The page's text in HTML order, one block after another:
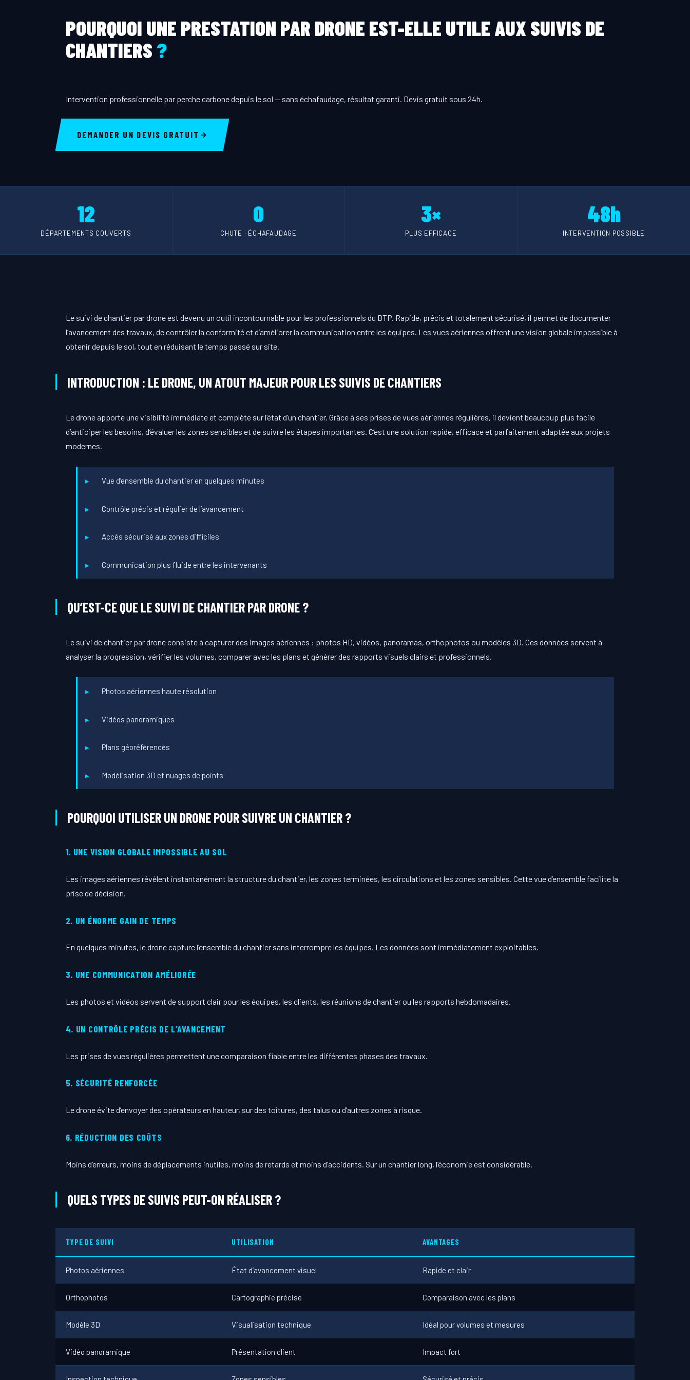
POURQUOI UNE PRESTATION PAR DRONE EST-ELLE UTILE AUX SUIVIS DE
CHANTIERS ?
Intervention professionnelle par perche carbone depuis le sol — sans échafaudage, résultat garanti. Devis gratuit sous 24h.
DEMANDER UN DEVIS GRATUIT
12
DÉPARTEMENTS COUVERTS
0
CHUTE · ÉCHAFAUDAGE
3×
PLUS EFFICACE
48h
INTERVENTION POSSIBLE
Le suivi de chantier par drone est devenu un outil incontournable pour les professionnels du BTP. Rapide, précis et totalement sécurisé, il permet de documenter
l’avancement des travaux, de contrôler la conformité et d’améliorer la communication entre les équipes. Les vues aériennes offrent une vision globale impossible à
obtenir depuis le sol, tout en réduisant le temps passé sur site.
INTRODUCTION : LE DRONE, UN ATOUT MAJEUR POUR LES SUIVIS DE CHANTIERS
Le drone apporte une visibilité immédiate et complète sur l’état d’un chantier. Grâce à ses prises de vues aériennes régulières, il devient beaucoup plus facile
d’anticiper les besoins, d’évaluer les zones sensibles et de suivre les étapes importantes. C’est une solution rapide, efficace et parfaitement adaptée aux projets
modernes.
Vue d’ensemble du chantier en quelques minutes
Contrôle précis et régulier de l’avancement
Accès sécurisé aux zones difficiles
Communication plus fluide entre les intervenants
QU’EST-CE QUE LE SUIVI DE CHANTIER PAR DRONE ?
Le suivi de chantier par drone consiste à capturer des images aériennes : photos HD, vidéos, panoramas, orthophotos ou modèles 3D. Ces données servent à
analyser la progression, vérifier les volumes, comparer avec les plans et générer des rapports visuels clairs et professionnels.
Photos aériennes haute résolution
Vidéos panoramiques
Plans géoréférencés
Modélisation 3D et nuages de points
POURQUOI UTILISER UN DRONE POUR SUIVRE UN CHANTIER ?
1. UNE VISION GLOBALE IMPOSSIBLE AU SOL
Les images aériennes révèlent instantanément la structure du chantier, les zones terminées, les circulations et les zones sensibles. Cette vue d’ensemble facilite la
prise de décision.
2. UN ÉNORME GAIN DE TEMPS
En quelques minutes, le drone capture l’ensemble du chantier sans interrompre les équipes. Les données sont immédiatement exploitables.
3. UNE COMMUNICATION AMÉLIORÉE
Les photos et vidéos servent de support clair pour les équipes, les clients, les réunions de chantier ou les rapports hebdomadaires.
4. UN CONTRÔLE PRÉCIS DE L’AVANCEMENT
Les prises de vues régulières permettent une comparaison fiable entre les différentes phases des travaux.
5. SÉCURITÉ RENFORCÉE
Le drone évite d’envoyer des opérateurs en hauteur, sur des toitures, des talus ou d’autres zones à risque.
6. RÉDUCTION DES COÛTS
Moins d’erreurs, moins de déplacements inutiles, moins de retards et moins d’accidents. Sur un chantier long, l’économie est considérable.
QUELS TYPES DE SUIVIS PEUT-ON RÉALISER ?
TYPE DE SUIVI UTILISATION AVANTAGES
Photos aériennes État d’avancement visuel Rapide et clair
Orthophotos Cartographie précise Comparaison avec les plans
Modèle 3D Visualisation technique Idéal pour volumes et mesures
Vidéo panoramique Présentation client Impact fort